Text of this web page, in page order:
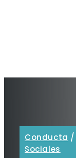
Conducta /
Sociales